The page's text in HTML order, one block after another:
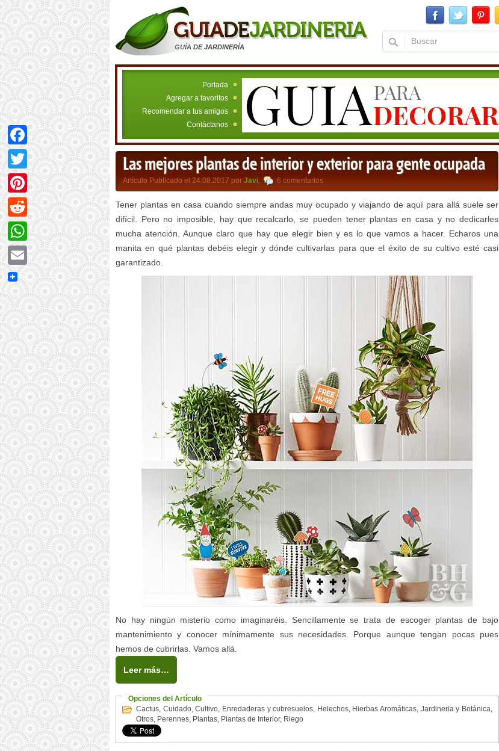
GUÍA DE JARDINERÍA
Portada
Agregar a favoritos
Recomendar a tus amigos
Contáctanos
Las mejores plantas de interior y exterior para gente ocupada
Artículo Publicado el 24.08.2017 por Javi, 6 comentarios
Tener plantas en casa cuando siempre andas muy ocupado y viajando de aquí para allá suele ser
difícil. Pero no imposible, hay que recalcarlo, se pueden tener plantas en casa y no dedicarles
mucha atención. Aunque claro que hay que elegir bien y es lo que vamos a hacer. Echaros una
manita en qué plantas debéis elegir y dónde cultivarlas para que el éxito de su cultivo esté casi
garantizado.
No hay ningún misterio como imaginaréis. Sencillamente se trata de escoger plantas de bajo
mantenimiento y conocer mínimamente sus necesidades. Porque aunque tengan pocas pues
hemos de cubrirlas. Vamos allá.
Leer más…
Opciones del Artículo
Cactus, Cuidado,Cultivo, Enredaderas y cubresuelos, Helechos, Hierbas Aromáticas, Jardineria y Botánica,
Otros, Perennes, Plantas, Plantas de Interior, Riego
Facebook
Twitter
Pinterest
Reddit
WhatsApp
Email